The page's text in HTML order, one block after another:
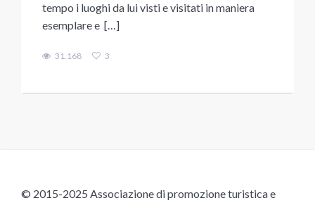
tempo i luoghi da lui visti e visitati in maniera
esemplare e […]
31.168 3
© 2015-2025 Associazione di promozione turistica e